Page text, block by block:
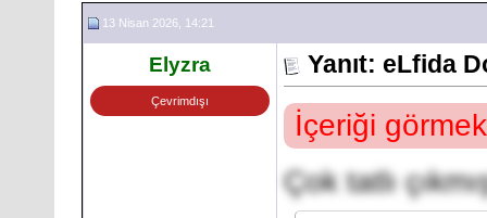
13 Nisan 2026, 14:21
Elyzra
Çevrimdışı
Yanıt: eLfida
İçeriği
Çok tatlı